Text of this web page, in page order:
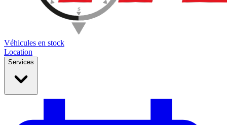
Véhicules en stock
Location
Services